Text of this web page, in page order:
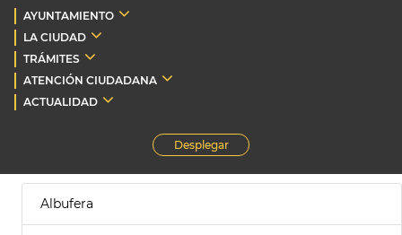
AYUNTAMIENTO
LA CIUDAD
TRÁMITES
ATENCIÓN CIUDADANA
ACTUALIDAD
Desplegar
Albufera